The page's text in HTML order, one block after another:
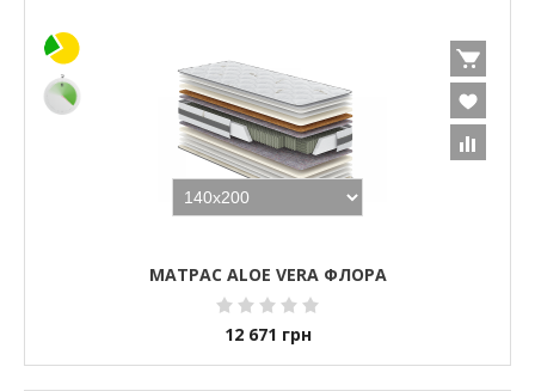
МАТРАС ALOE VERA ФЛОРА
12 671 грн